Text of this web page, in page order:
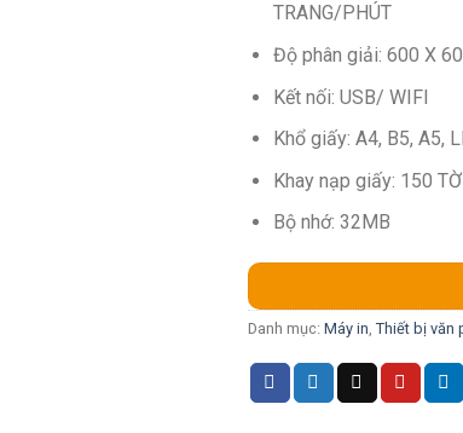
TRANG/PHÚT
Độ phân giải: 600 X
Kết nối: USB/ WIFI
Khổ giấy: A4, B5, A5,
Khay nạp giấy: 150 TỜ
Bộ nhớ: 32MB
Danh mục: Máy in, Thiết bị văn